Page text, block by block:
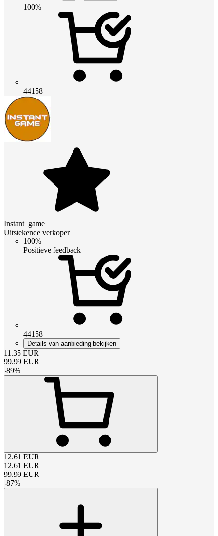
100%
44158
Instant_game
Uitstekende verkoper
100%
Positieve feedback
44158
Details van aanbieding bekijken
11.35 EUR
99.99 EUR
-89%
12.61 EUR
12.61 EUR
99.99 EUR
-87%